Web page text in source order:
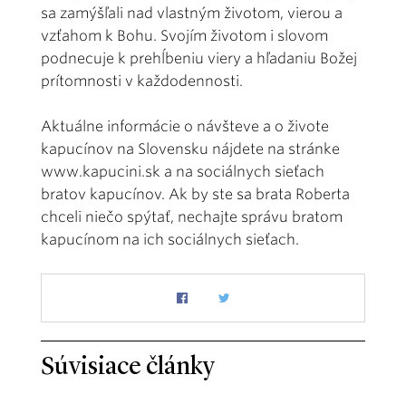
sa zamýšľali nad vlastným životom, vierou a
vzťahom k Bohu. Svojím životom i slovom
podnecuje k prehĺbeniu viery a hľadaniu Božej
prítomnosti v každodennosti.
Aktuálne informácie o návšteve a o živote
kapucínov na Slovensku nájdete na stránke
www.kapucini.sk a na sociálnych sieťach
bratov kapucínov. Ak by ste sa brata Roberta
chceli niečo spýtať, nechajte správu bratom
kapucínom na ich sociálnych sieťach.
Súvisiace články